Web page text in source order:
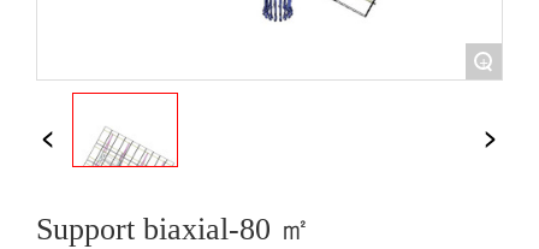
+
Support biaxial-80 ㎡